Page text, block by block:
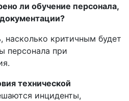
ли обучение персонала,
насколько критичным будет
персонала при
технической
инциденты,